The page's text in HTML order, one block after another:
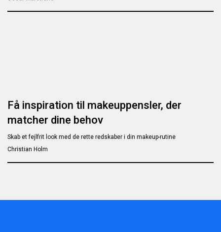
Få inspiration til makeuppensler, der
matcher dine behov
Skab et fejlfrit look med de rette redskaber i din makeup-rutine
Christian Holm